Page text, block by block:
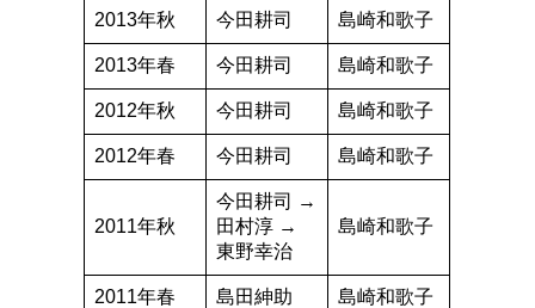
2013年秋 今田耕司 島崎和歌子
2013年春 今田耕司 島崎和歌子
2012年秋 今田耕司 島崎和歌子
2012年春 今田耕司 島崎和歌子
2011年秋
今田耕司 →
田村淳 →
東野幸治
島崎和歌子
2011年春 島田紳助 島崎和歌子